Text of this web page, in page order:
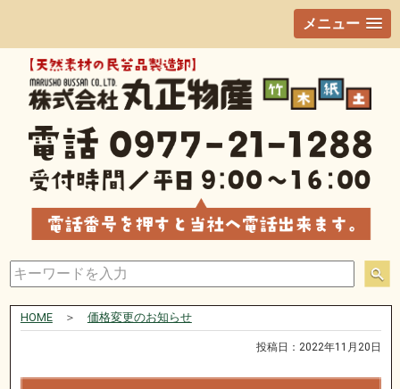
メニュー
HOME＞ 価格変更のお知らせ
投稿日：2022年11月20日